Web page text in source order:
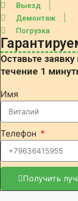
Выезд
Демонтаж
Погрузка
Оставьте
течение 1
Имя
Телефон
Получить